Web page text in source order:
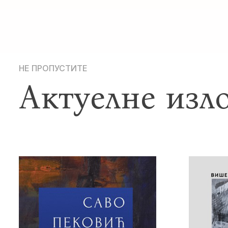
НЕ ПРОПУСТИТЕ
Актуелне